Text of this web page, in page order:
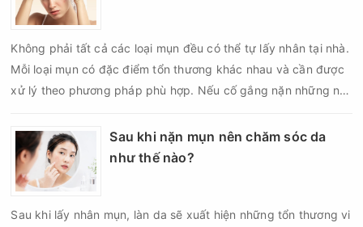
Không phải tất cả các loại mụn đều có thể tự lấy nhân tại nhà.
Mỗi loại mụn có đặc điểm tổn thương khác nhau và cần được
xử lý theo phương pháp phù hợp. Nếu cố gắng nặn những nốt
nên nghiêm trọng hơn, làm tăng nguy cơ nhiễm trùng, để lại
thâm hoặc sẹo khó phục hồi.
Sau khi nặn mụn nên chăm sóc da
như thế nào?
Sau khi lấy nhân mụn, làn da sẽ xuất hiện những tổn thương vi